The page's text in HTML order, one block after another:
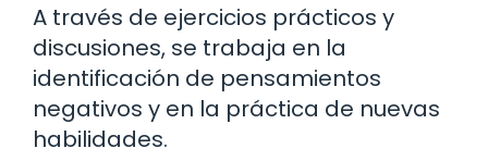
A través de ejercicios prácticos y
discusiones, se trabaja en la
identificación de pensamientos
negativos y en la práctica de nuevas
habilidades.